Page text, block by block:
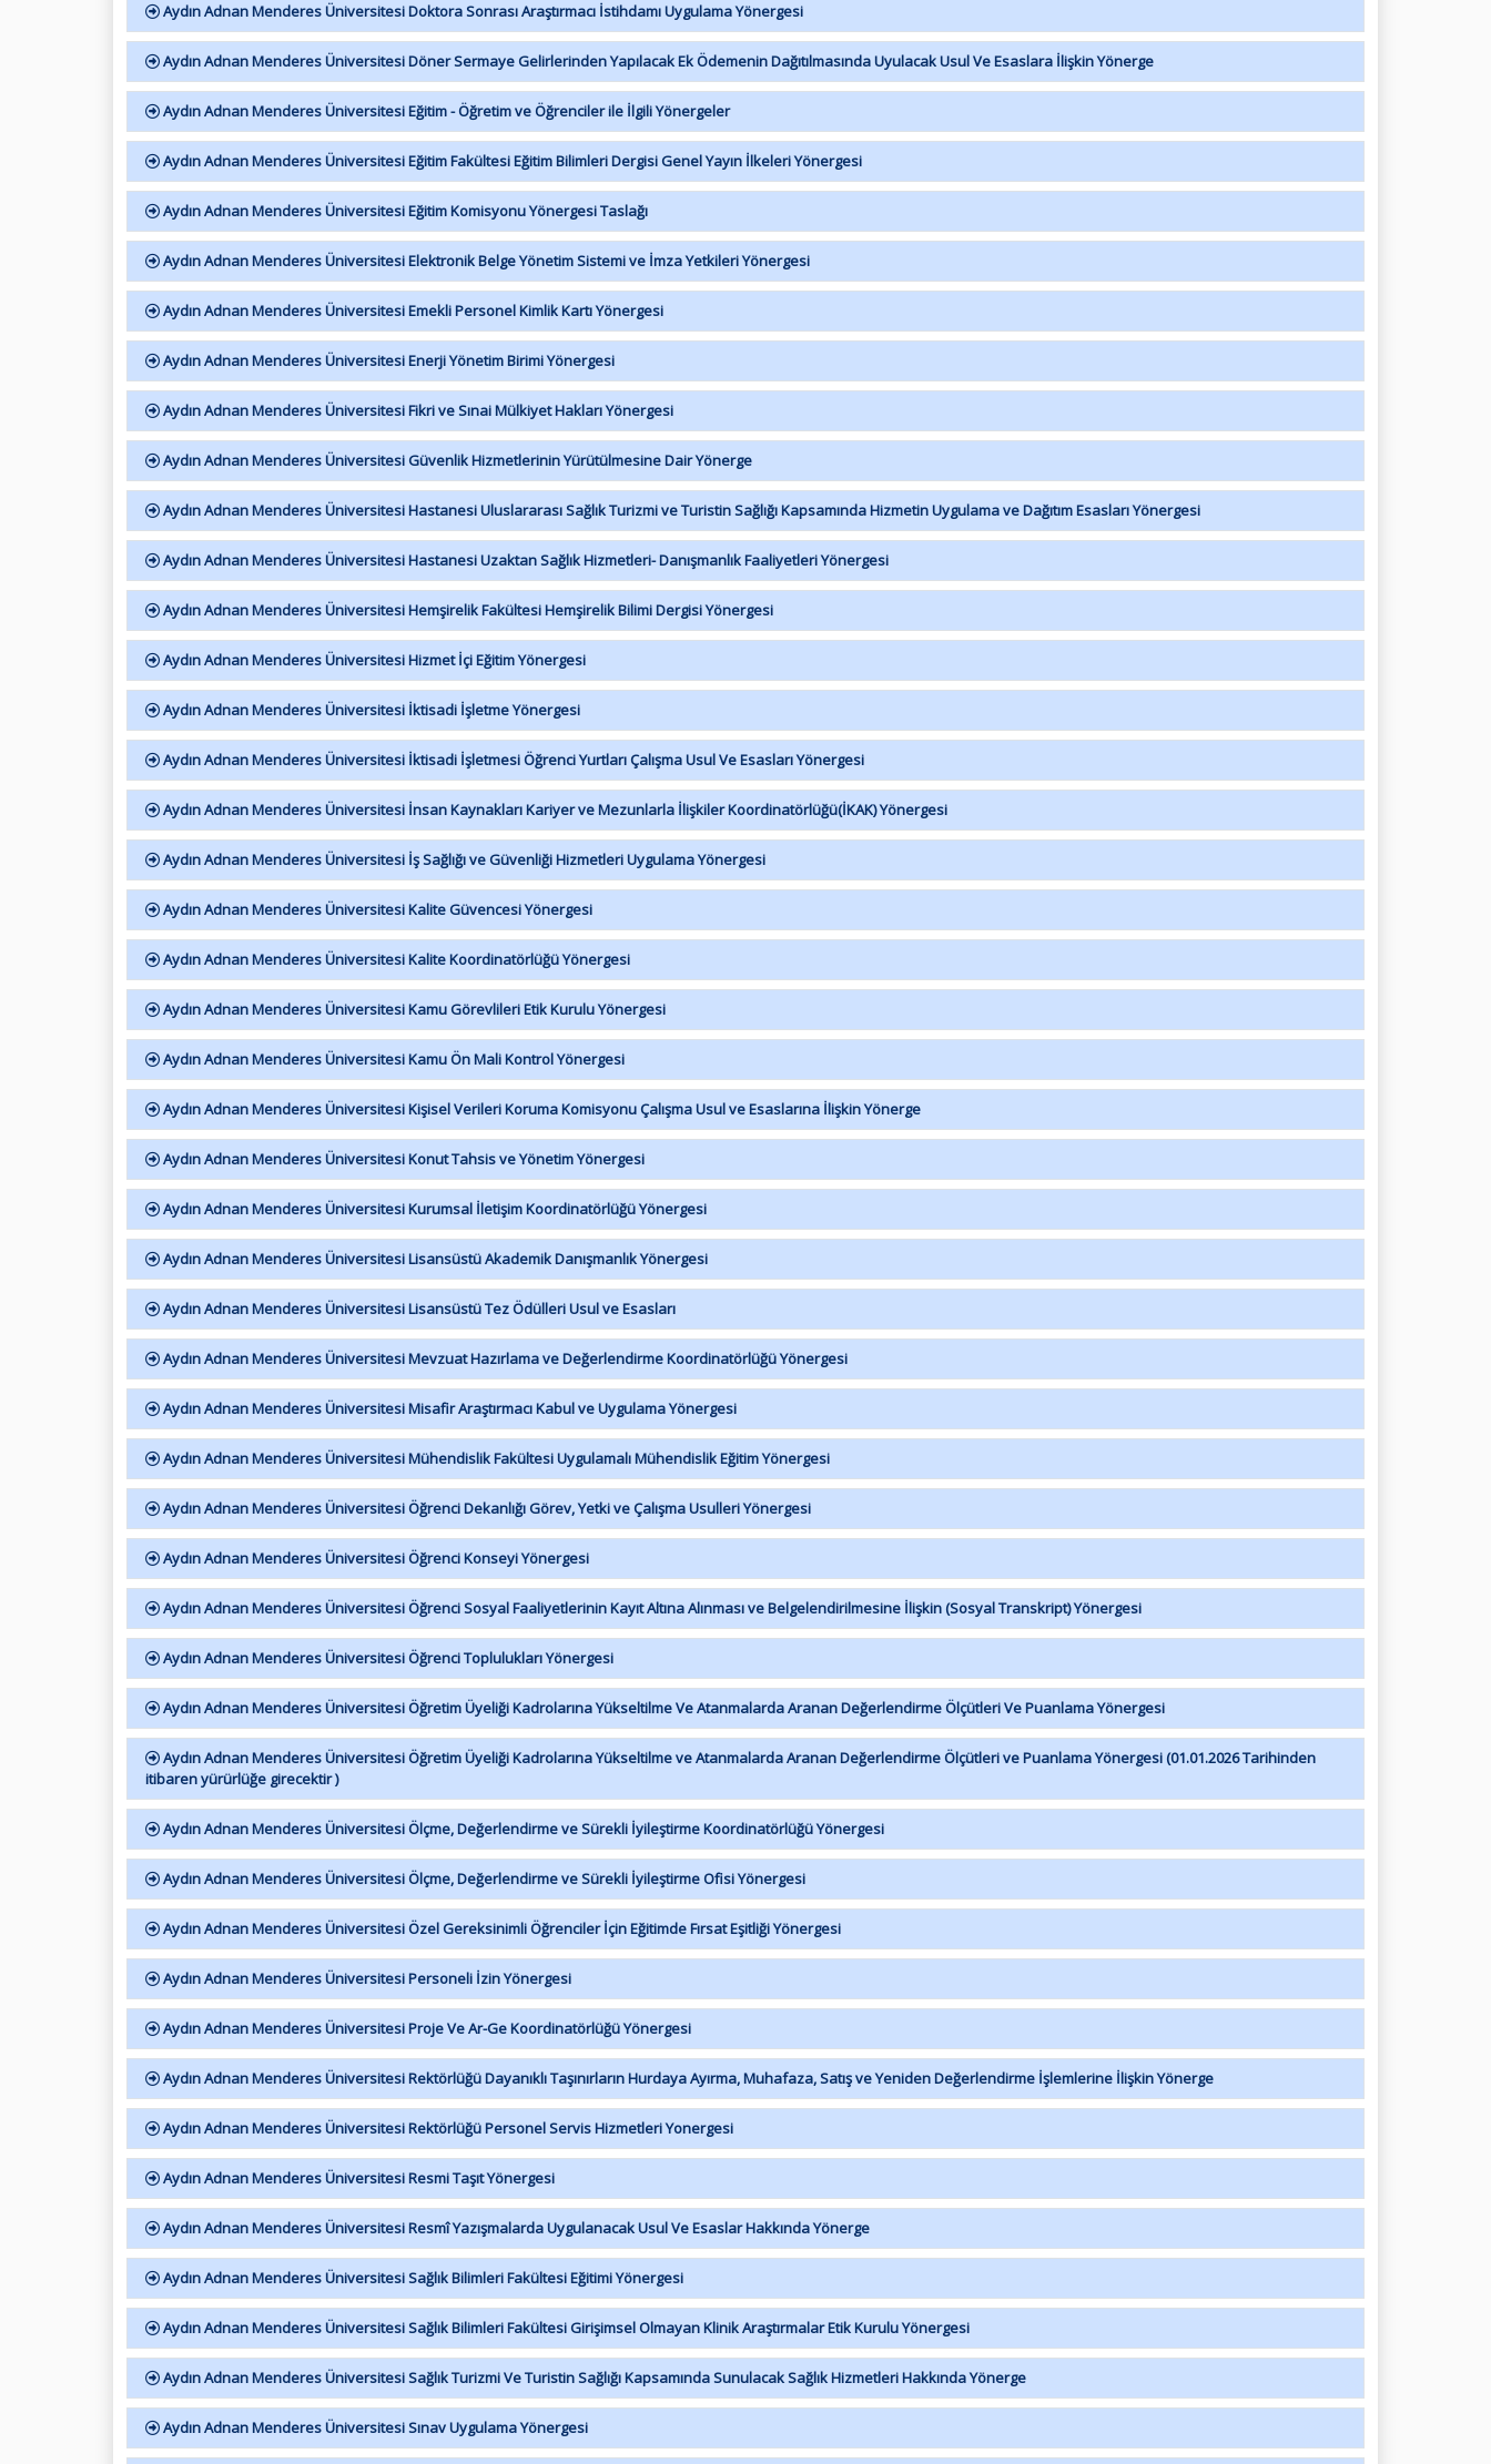
Aydın Adnan Menderes Üniversitesi Doktora Sonrası Araştırmacı İstihdamı Uygulama Yönergesi
Aydın Adnan Menderes Üniversitesi Döner Sermaye Gelirlerinden Yapılacak Ek Ödemenin Dağıtılmasında Uyulacak Usul Ve Esaslara İlişkin Yönerge
Aydın Adnan Menderes Üniversitesi Eğitim - Öğretim ve Öğrenciler ile İlgili Yönergeler
Aydın Adnan Menderes Üniversitesi Eğitim Fakültesi Eğitim Bilimleri Dergisi Genel Yayın İlkeleri Yönergesi
Aydın Adnan Menderes Üniversitesi Eğitim Komisyonu Yönergesi Taslağı
Aydın Adnan Menderes Üniversitesi Elektronik Belge Yönetim Sistemi ve İmza Yetkileri Yönergesi
Aydın Adnan Menderes Üniversitesi Emekli Personel Kimlik Kartı Yönergesi
Aydın Adnan Menderes Üniversitesi Enerji Yönetim Birimi Yönergesi
Aydın Adnan Menderes Üniversitesi Fikri ve Sınai Mülkiyet Hakları Yönergesi
Aydın Adnan Menderes Üniversitesi Güvenlik Hizmetlerinin Yürütülmesine Dair Yönerge
Aydın Adnan Menderes Üniversitesi Hastanesi Uluslararası Sağlık Turizmi ve Turistin Sağlığı Kapsamında Hizmetin Uygulama ve Dağıtım Esasları Yönergesi
Aydın Adnan Menderes Üniversitesi Hastanesi Uzaktan Sağlık Hizmetleri- Danışmanlık Faaliyetleri Yönergesi
Aydın Adnan Menderes Üniversitesi Hemşirelik Fakültesi Hemşirelik Bilimi Dergisi Yönergesi
Aydın Adnan Menderes Üniversitesi Hizmet İçi Eğitim Yönergesi
Aydın Adnan Menderes Üniversitesi İktisadi İşletme Yönergesi
Aydın Adnan Menderes Üniversitesi İktisadi İşletmesi Öğrenci Yurtları Çalışma Usul Ve Esasları Yönergesi
Aydın Adnan Menderes Üniversitesi İnsan Kaynakları Kariyer ve Mezunlarla İlişkiler Koordinatörlüğü(İKAK) Yönergesi
Aydın Adnan Menderes Üniversitesi İş Sağlığı ve Güvenliği Hizmetleri Uygulama Yönergesi
Aydın Adnan Menderes Üniversitesi Kalite Güvencesi Yönergesi
Aydın Adnan Menderes Üniversitesi Kalite Koordinatörlüğü Yönergesi
Aydın Adnan Menderes Üniversitesi Kamu Görevlileri Etik Kurulu Yönergesi
Aydın Adnan Menderes Üniversitesi Kamu Ön Mali Kontrol Yönergesi
Aydın Adnan Menderes Üniversitesi Kişisel Verileri Koruma Komisyonu Çalışma Usul ve Esaslarına İlişkin Yönerge
Aydın Adnan Menderes Üniversitesi Konut Tahsis ve Yönetim Yönergesi
Aydın Adnan Menderes Üniversitesi Kurumsal İletişim Koordinatörlüğü Yönergesi
Aydın Adnan Menderes Üniversitesi Lisansüstü Akademik Danışmanlık Yönergesi
Aydın Adnan Menderes Üniversitesi Lisansüstü Tez Ödülleri Usul ve Esasları
Aydın Adnan Menderes Üniversitesi Mevzuat Hazırlama ve Değerlendirme Koordinatörlüğü Yönergesi
Aydın Adnan Menderes Üniversitesi Misafir Araştırmacı Kabul ve Uygulama Yönergesi
Aydın Adnan Menderes Üniversitesi Mühendislik Fakültesi Uygulamalı Mühendislik Eğitim Yönergesi
Aydın Adnan Menderes Üniversitesi Öğrenci Dekanlığı Görev, Yetki ve Çalışma Usulleri Yönergesi
Aydın Adnan Menderes Üniversitesi Öğrenci Konseyi Yönergesi
Aydın Adnan Menderes Üniversitesi Öğrenci Sosyal Faaliyetlerinin Kayıt Altına Alınması ve Belgelendirilmesine İlişkin (Sosyal Transkript) Yönergesi
Aydın Adnan Menderes Üniversitesi Öğrenci Toplulukları Yönergesi
Aydın Adnan Menderes Üniversitesi Öğretim Üyeliği Kadrolarına Yükseltilme Ve Atanmalarda Aranan Değerlendirme Ölçütleri Ve Puanlama Yönergesi
Aydın Adnan Menderes Üniversitesi Öğretim Üyeliği Kadrolarına Yükseltilme ve Atanmalarda Aranan Değerlendirme Ölçütleri ve Puanlama Yönergesi (01.01.2026 Tarihinden
itibaren yürürlüğe girecektir )
Aydın Adnan Menderes Üniversitesi Ölçme, Değerlendirme ve Sürekli İyileştirme Koordinatörlüğü Yönergesi
Aydın Adnan Menderes Üniversitesi Ölçme, Değerlendirme ve Sürekli İyileştirme Ofisi Yönergesi
Aydın Adnan Menderes Üniversitesi Özel Gereksinimli Öğrenciler İçin Eğitimde Fırsat Eşitliği Yönergesi
Aydın Adnan Menderes Üniversitesi Personeli İzin Yönergesi
Aydın Adnan Menderes Üniversitesi Proje Ve Ar-Ge Koordinatörlüğü Yönergesi
Aydın Adnan Menderes Üniversitesi Rektörlüğü Dayanıklı Taşınırların Hurdaya Ayırma, Muhafaza, Satış ve Yeniden Değerlendirme İşlemlerine İlişkin Yönerge
Aydın Adnan Menderes Üniversitesi Rektörlüğü Personel Servis Hizmetleri Yonergesi
Aydın Adnan Menderes Üniversitesi Resmi Taşıt Yönergesi
Aydın Adnan Menderes Üniversitesi Resmî Yazışmalarda Uygulanacak Usul Ve Esaslar Hakkında Yönerge
Aydın Adnan Menderes Üniversitesi Sağlık Bilimleri Fakültesi Eğitimi Yönergesi
Aydın Adnan Menderes Üniversitesi Sağlık Bilimleri Fakültesi Girişimsel Olmayan Klinik Araştırmalar Etik Kurulu Yönergesi
Aydın Adnan Menderes Üniversitesi Sağlık Turizmi Ve Turistin Sağlığı Kapsamında Sunulacak Sağlık Hizmetleri Hakkında Yönerge
Aydın Adnan Menderes Üniversitesi Sınav Uygulama Yönergesi